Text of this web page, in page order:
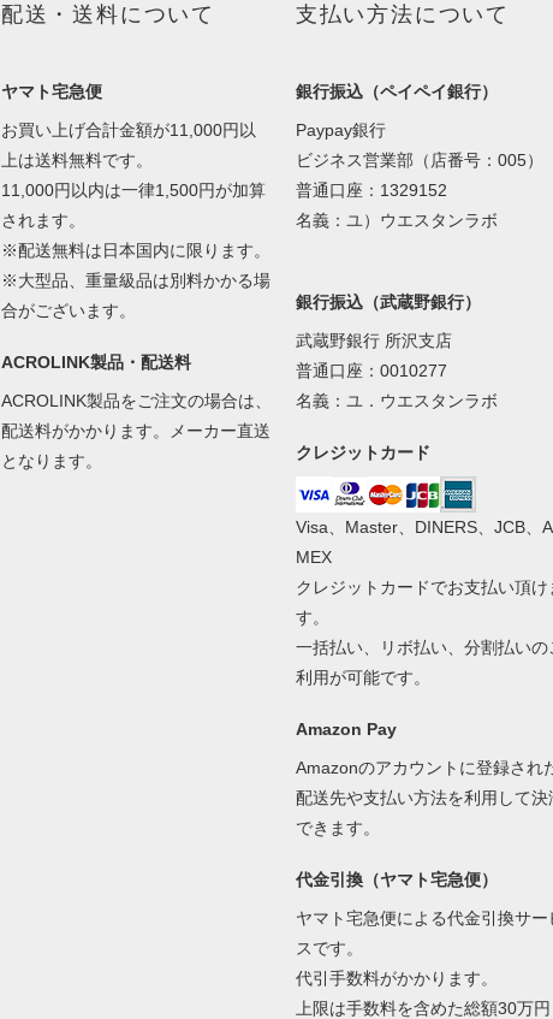
配送・送料について
ヤマト宅急便
お買い上げ合計金額が11,000円以
上は送料無料です。
11,000円以内は一律1,500円が加算
されます。
※配送無料は日本国内に限ります。
※大型品、重量級品は別料かかる場
合がございます。
ACROLINK製品・配送料
ACROLINK製品をご注文の場合は、
配送料がかかります。メーカー直送
となります。
支払い方法について
銀行振込（ペイペイ銀行）
Paypay銀行
ビジネス営業部（店番号：005）
普通口座：1329152
名義：ユ）ウエスタンラボ
銀行振込（武蔵野銀行）
武蔵野銀行 所沢支店
普通口座：0010277
名義：ユ．ウエスタンラボ
クレジットカード
Visa、Master、DINERS、JCB、A
MEX
クレジットカードでお支払い頂け
す。
一括払い、リボ払い、分割払いの
利用が可能です。
Amazon Pay
Amazonのアカウントに登録され
配送先や支払い方法を利用して決
できます。
代金引換（ヤマト宅急便）
ヤマト宅急便による代金引換サー
スです。
代引手数料がかかります。
上限は手数料を含めた総額30万円